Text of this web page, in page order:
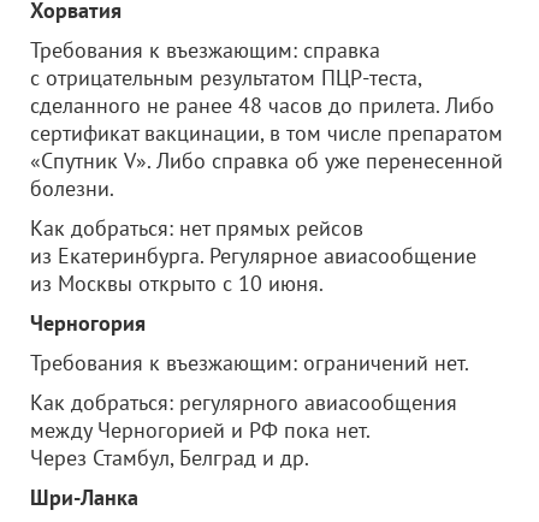
Хорватия
Требования к въезжающим: справка
с отрицательным результатом ПЦР-теста,
сделанного не ранее 48 часов до прилета. Либо
сертификат вакцинации, в том числе препаратом
«Спутник V». Либо справка об уже перенесенной
болезни.
Как добраться: нет прямых рейсов
из Екатеринбурга. Регулярное авиасообщение
из Москвы открыто с 10 июня.
Черногория
Требования к въезжающим: ограничений нет.
Как добраться: регулярного авиасообщения
между Черногорией и РФ пока нет.
Через Стамбул, Белград и др.
Шри-Ланка